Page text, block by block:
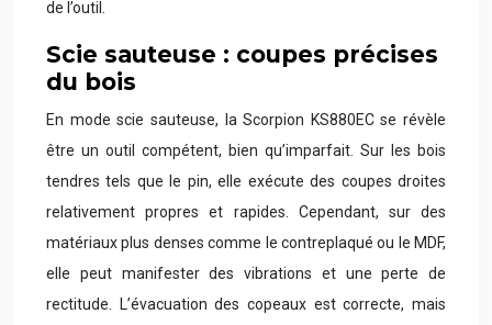
de l’outil.
Scie sauteuse : coupes précises
du bois
En mode scie sauteuse, la Scorpion KS880EC se révèle
être un outil compétent, bien qu’imparfait. Sur les bois
tendres tels que le pin, elle exécute des coupes droites
relativement propres et rapides. Cependant, sur des
matériaux plus denses comme le contreplaqué ou le MDF,
elle peut manifester des vibrations et une perte de
rectitude. L’évacuation des copeaux est correcte, mais